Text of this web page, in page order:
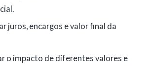
juros, encargos e valor final da
o impacto de diferentes valores e